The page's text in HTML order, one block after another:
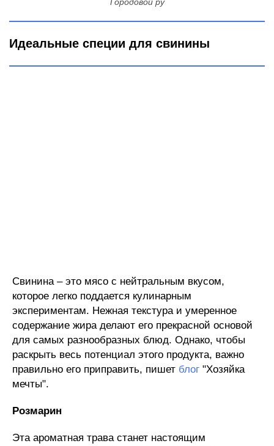
Идеальные специи для свинины
Свинина – это мясо с нейтральным вкусом,
которое легко поддается кулинарным
экспериментам. Нежная текстура и умеренное
содержание жира делают его прекрасной основой
для самых разнообразных блюд. Однако, чтобы
раскрыть весь потенциал этого продукта, важно
правильно его приправить, пишет блог "Хозяйка
мечты".
Розмарин
Эта ароматная трава станет настоящим